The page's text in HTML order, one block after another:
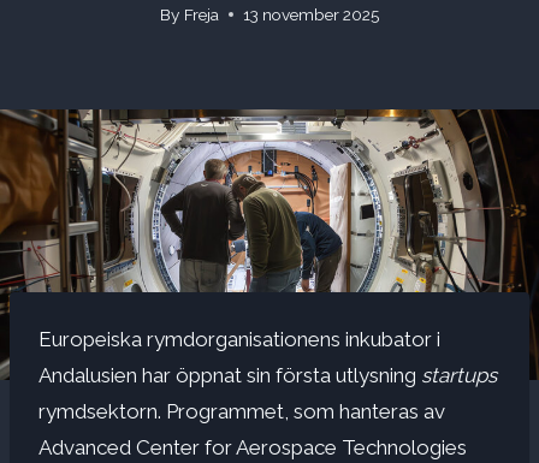
By Freja 13 november 2025
Europeiska rymdorganisationens inkubator i
Andalusien har öppnat sin första utlysning startups
rymdsektorn. Programmet, som hanteras av
Advanced Center for Aerospace Technologies